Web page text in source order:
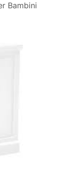
Bambini